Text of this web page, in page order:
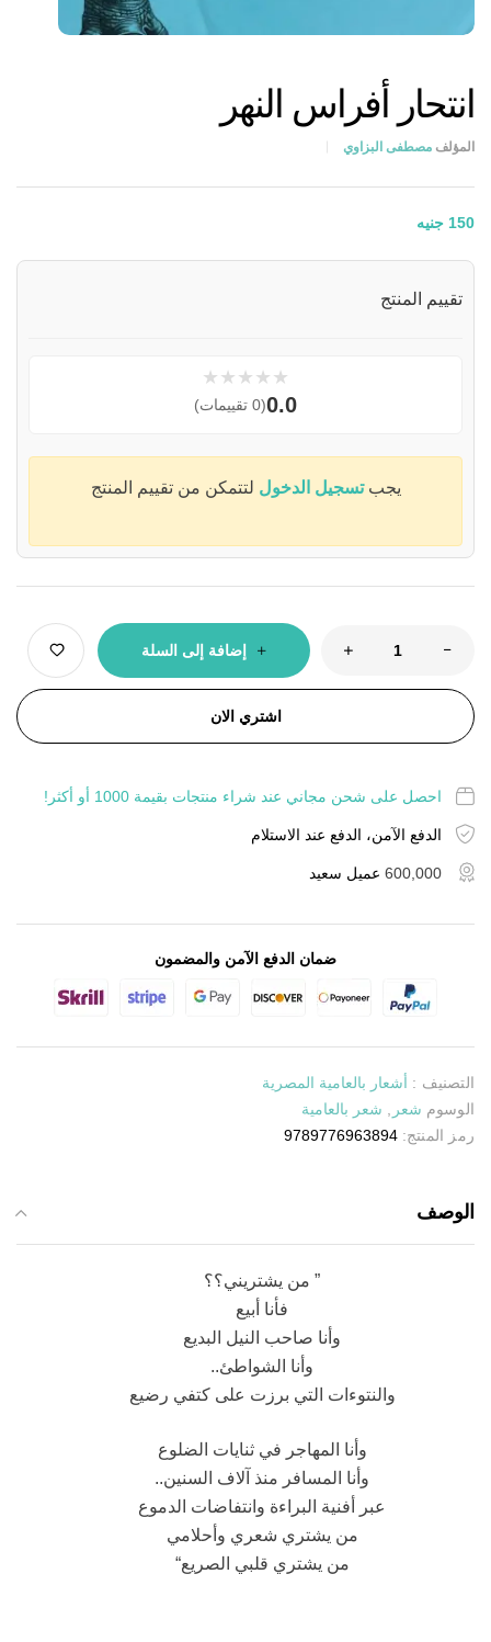
انتحار أفراس النهر
المؤلف مصطفى البزاوي
150 جنيه
تقييم المنتج
★
★
★
★
★
0.0(0 تقييمات)
يجبتسجيل الدخول لتتمكن من تقييم المنتج
إضافة إلى السلة
اشتري الان
احصل على شحن مجاني عند شراء منتجات بقيمة 1000 أو أكثر!
الدفع الآمن، الدفع عند الاستلام
600,000 عميل سعيد
ضمان الدفع الآمن والمضمون
التصنيف : أشعار بالعامية المصرية
الوسوم شعر
شعر بالعامية
رمز المنتج: 9789776963894
الوصف
” من يشتريني؟؟
فأنا أبيع
وأنا صاحب النيل البديع
وأنا الشواطئ..
والنتوءات التي برزت على كتفي رضيع
وأنا المهاجر في ثنايات الضلوع
وأنا المسافر منذ آلاف السنين..
عبر أفنية البراءة وانتفاضات الدموع
من يشتري شعري وأحلامي
من يشتري قلبي الصريع“